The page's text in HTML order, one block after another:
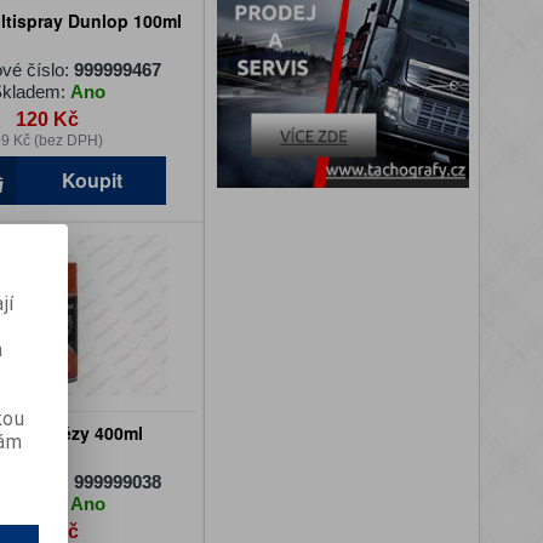
Dunlop 100ml
číslo:999999467
Ano
120 Kč
Kč (bez DPH)
Koupit
na řetězy 400ml
číslo:999999038
Ano
336 Kč